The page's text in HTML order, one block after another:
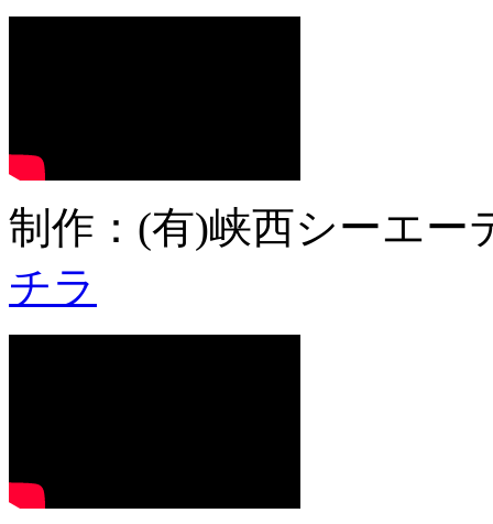
制作：(有)峡西シーエ
チラ